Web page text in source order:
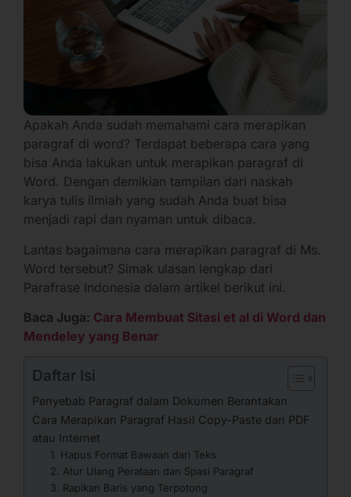
Apakah Anda sudah memahami cara merapikan
paragraf di word? Terdapat beberapa cara yang
bisa Anda lakukan untuk merapikan paragraf di
Word. Dengan demikian tampilan dari naskah
karya tulis ilmiah yang sudah Anda buat bisa
menjadi rapi dan nyaman untuk dibaca.
Lantas bagaimana cara merapikan paragraf di Ms.
Word tersebut? Simak ulasan lengkap dari
Parafrase Indonesia dalam artikel berikut ini.
Baca Juga: Cara Membuat Sitasi et al di Word dan
Mendeley yang Benar
Daftar Isi
Penyebab Paragraf dalam Dokumen Berantakan
Cara Merapikan Paragraf Hasil Copy-Paste dari PDF
atau Internet
1. Hapus Format Bawaan dari Teks
2. Atur Ulang Perataan dan Spasi Paragraf
3. Rapikan Baris yang Terpotong